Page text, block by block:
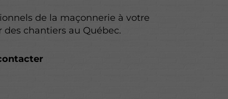
de la maçonnerie à votre
des chantiers au Québec.